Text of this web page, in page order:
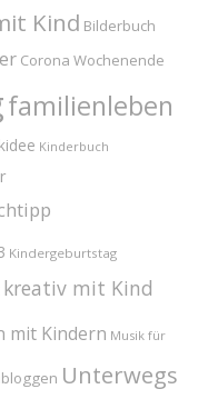
Kind Bilderbuch
Corona Wochenende
familienleben
Kinderbuch
Kindergeburtstag
kreativ mit Kind
mit Kindern Musik für
Unterwegs